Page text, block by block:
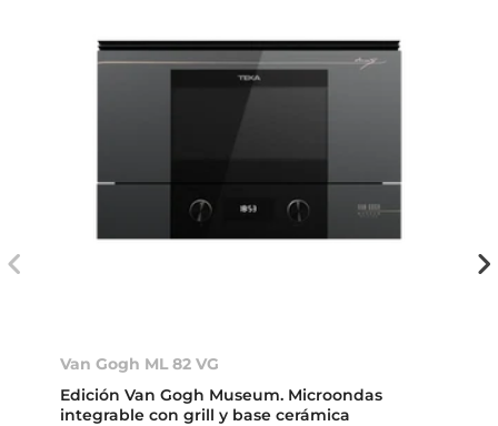
Van Gogh ML 82 VG
Edición Van Gogh Museum. Microondas
integrable con grill y base cerámica